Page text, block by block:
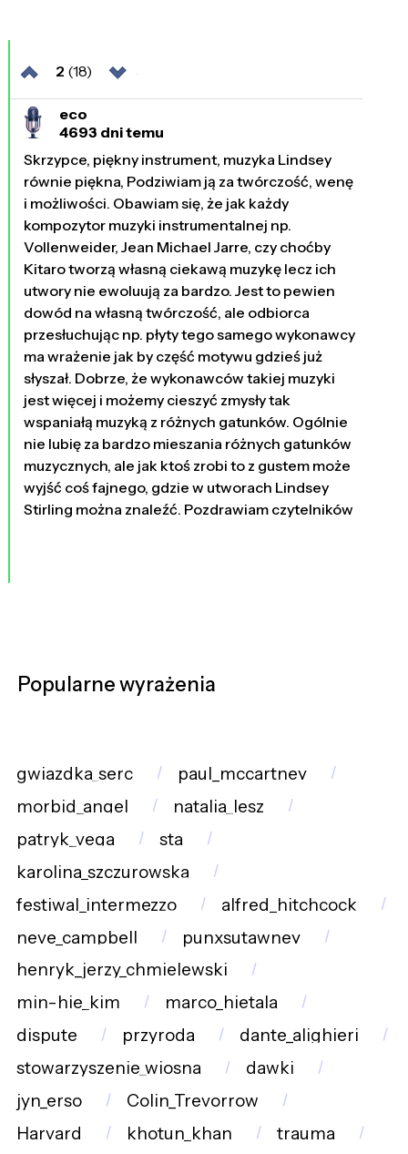
2 (18)
eco
4693 dni temu
Skrzypce, piękny instrument, muzyka Lindsey
równie piękna, Podziwiam ją za twórczość, wenę
i możliwości. Obawiam się, że jak każdy
kompozytor muzyki instrumentalnej np.
Vollenweider, Jean Michael Jarre, czy choćby
Kitaro tworzą własną ciekawą muzykę lecz ich
utwory nie ewoluują za bardzo. Jest to pewien
dowód na własną twórczość, ale odbiorca
przesłuchując np. płyty tego samego wykonawcy
ma wrażenie jak by część motywu gdzieś już
słyszał. Dobrze, że wykonawców takiej muzyki
jest więcej i możemy cieszyć zmysły tak
wspaniałą muzyką z różnych gatunków. Ogólnie
nie lubię za bardzo mieszania różnych gatunków
muzycznych, ale jak ktoś zrobi to z gustem może
wyjść coś fajnego, gdzie w utworach Lindsey
Stirling można znaleźć. Pozdrawiam czytelników
Popularne wyrażenia
gwiazdka_serc
paul_mccartney
morbid_angel
natalia_lesz
patryk_vega
sta
karolina_szczurowska
festiwal_intermezzo
alfred_hitchcock
neve_campbell
punxsutawney
henryk_jerzy_chmielewski
min-hie_kim
marco_hietala
dispute
przyroda
dante_alighieri
stowarzyszenie_wiosna
dawki
jyn_erso
Colin_Trevorrow
Harvard
khotun_khan trauma